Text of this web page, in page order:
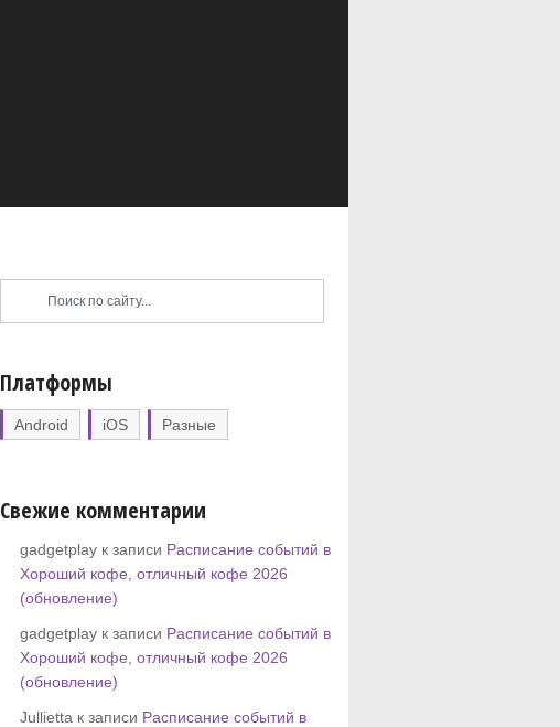
Платформы
Android iOS Разные
Свежие комментарии
gadgetplay к записи Расписание событий в
Хороший кофе, отличный кофе 2026
(обновление)
gadgetplay к записи Расписание событий в
Хороший кофе, отличный кофе 2026
(обновление)
Jullietta к записи Расписание событий в